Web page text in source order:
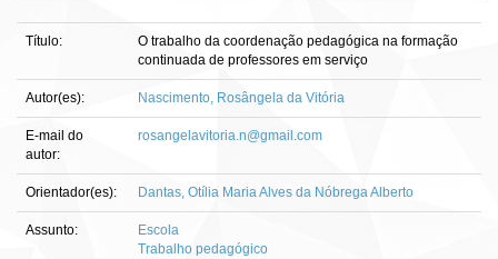
Título:
O trabalho da coordenação pedagógica na formação
continuada de professores em serviço
Autor(es): Nascimento, Rosângela da Vitória
E-mail do
autor:
rosangelavitoria.n@gmail.com
Orientador(es): Dantas, Otília Maria Alves da Nóbrega Alberto
Assunto:
Escola
Trabalho pedagógico